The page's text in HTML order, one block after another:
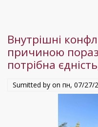
своєї
смерті:
політолог
Бортнік
Внутрішні
причиною
потрібна
Sumitted by on пн, 07/27/